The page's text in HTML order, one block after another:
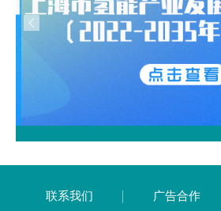
联系我们 广告合作